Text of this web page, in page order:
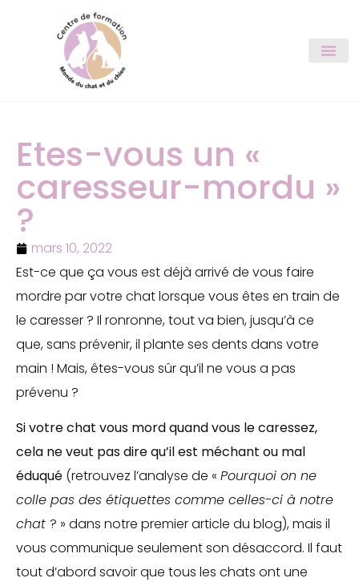
Etes-vous un «
caresseur-mordu »
?
mars 10, 2022
Est-ce que ça vous est déjà arrivé de vous faire
mordre par votre chat lorsque vous êtes en train de
le caresser ? Il ronronne, tout va bien, jusqu’à ce
que, sans prévenir, il plante ses dents dans votre
main ! Mais, êtes-vous sûr qu’il ne vous a pas
prévenu ?
Si votre chat vous mord quand vous le caressez,
cela ne veut pas dire qu’il est méchant ou mal
éduqué (retrouvez l’analyse de « Pourquoi on ne
colle pas des étiquettes comme celles-ci à notre
chat ? » dans notre premier article du blog), mais il
vous communique seulement son désaccord. Il faut
tout d’abord savoir que tous les chats ont une